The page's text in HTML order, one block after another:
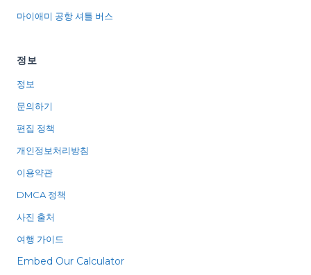
마이애미 공항 셔틀 버스
정보
정보
문의하기
편집 정책
개인정보처리방침
이용약관
DMCA 정책
사진 출처
여행 가이드
Embed Our Calculator